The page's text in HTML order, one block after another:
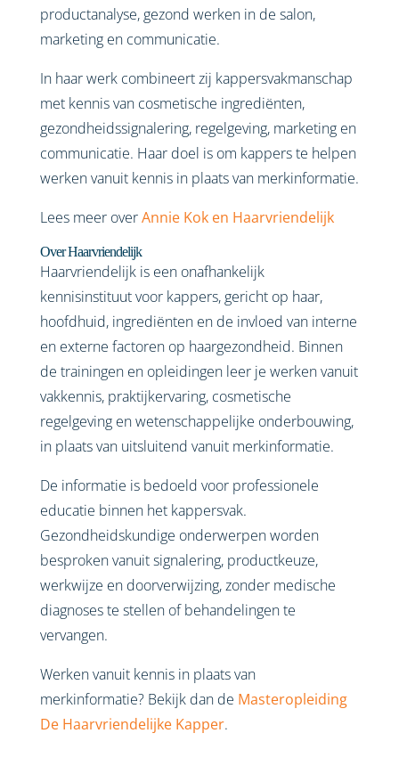
productanalyse, gezond werken in de salon,
marketing en communicatie.
In haar werk combineert zij kappersvakmanschap
met kennis van cosmetische ingrediënten,
gezondheidssignalering, regelgeving, marketing en
communicatie. Haar doel is om kappers te helpen
werken vanuit kennis in plaats van merkinformatie.
Lees meer overAnnie Kok en Haarvriendelijk
Over Haarvriendelijk
Haarvriendelijk is een onafhankelijk
kennisinstituut voor kappers, gericht op haar,
hoofdhuid, ingrediënten en de invloed van interne
en externe factoren op haargezondheid. Binnen
de trainingen en opleidingen leer je werken vanuit
vakkennis, praktijkervaring, cosmetische
regelgeving en wetenschappelijke onderbouwing,
in plaats van uitsluitend vanuit merkinformatie.
De informatie is bedoeld voor professionele
educatie binnen het kappersvak.
Gezondheidskundige onderwerpen worden
besproken vanuit signalering, productkeuze,
werkwijze en doorverwijzing, zonder medische
diagnoses te stellen of behandelingen te
vervangen.
Werken vanuit kennis in plaats van
merkinformatie? Bekijk dan de Masteropleiding
De Haarvriendelijke Kapper.